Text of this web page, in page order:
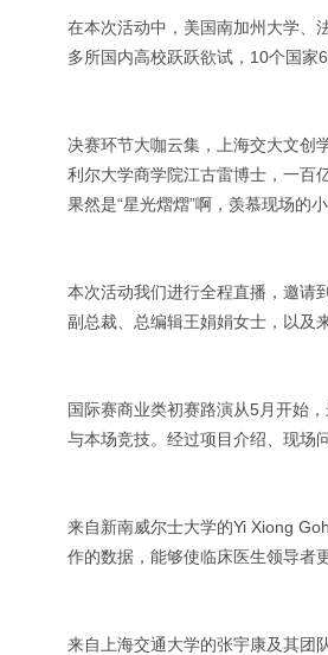
在本次活动中，美国南加州大学、
多所国内高校跃跃欲试，10个国家
决赛环节大咖云集，上海交大文创
利尔大学商学院江古雷博士，一百
果然是“星光熠熠”啊，羡慕现场的小
本次活动我们进行全程直播，邀请
副总裁、总编辑王娟娟女士，以及
国际赛商业类初赛路演从5月开始
与本场竞技。经过项目介绍、现场
来自新南威尔士大学的Yi Xiong
作的数据，能够使临床医生领导者
来自上海交通大学的张宇康及其团